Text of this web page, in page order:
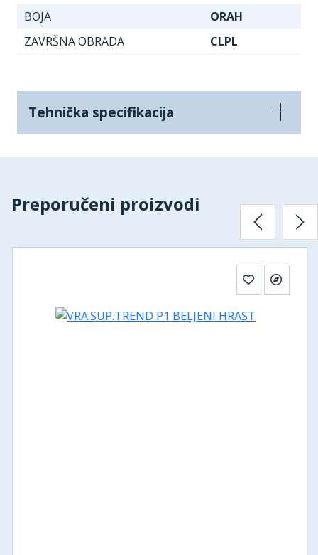
BOJA
ORAH
ZAVRŠNA OBRADA
CLPL
Tehnička specifikacija
Preporučeni proizvodi